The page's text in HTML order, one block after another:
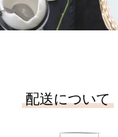
配送について